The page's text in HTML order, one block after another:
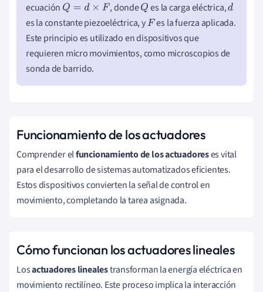
ecuación Q= d× F , dondeQ es la carga eléctrica,d
es la constante piezoeléctrica, yF es la fuerza aplicada.
Este principio es utilizado en dispositivos que
requieren micro movimientos, como microscopios de
sonda de barrido.
Funcionamiento de los actuadores
Comprender elfuncionamiento de los actuadoreses vital
para el desarrollo de sistemas automatizados eficientes.
Estos dispositivos convierten la señal de control en
movimiento, completando la tarea asignada.
Cómo funcionan los actuadores lineales
Losactuadores linealestransforman la energía eléctrica en
movimiento rectilíneo. Este proceso implica la interacción